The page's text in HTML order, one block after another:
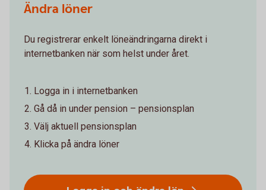
Ändra löner
Du registrerar enkelt löneändringarna direkt i
internetbanken när som helst under året.
Logga in i internetbanken
Gå då in under pension – pensionsplan
Välj aktuell pensionsplan
Klicka på ändra löner